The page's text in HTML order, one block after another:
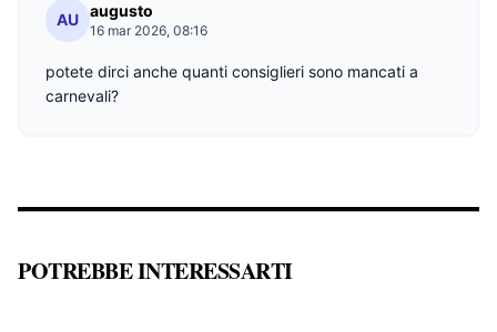
AU augusto
16 mar 2026, 08:16
potete dirci anche quanti consiglieri sono mancati a
carnevali?
POTREBBE INTERESSARTI